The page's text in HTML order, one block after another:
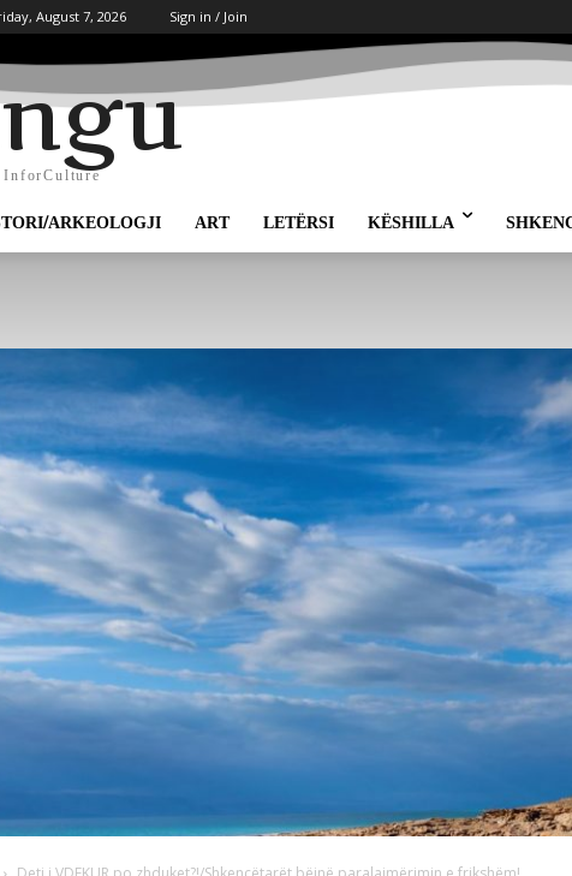
August 7, 2026 Sign in / Join
InforCulture
ARKEOLOGJI ART LETËRSI KËSHILLA